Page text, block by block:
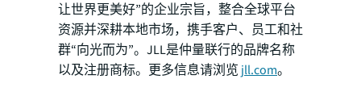
让世界更美好”的企业宗旨，整合全球平台
资源并深耕本地市场，携手客户、员工和社
群“向光而为”。JLL是仲量联行的品牌名称
以及注册商标。更多信息请浏览 jll.com。